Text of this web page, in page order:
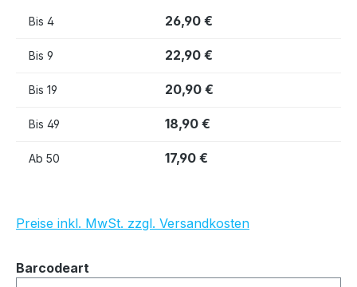
Bis 4 26,90 €
Bis 9 22,90 €
Bis 19 20,90 €
Bis 49 18,90 €
Ab 50 17,90 €
Preise inkl. MwSt. zzgl. Versandkosten
Barcodeart